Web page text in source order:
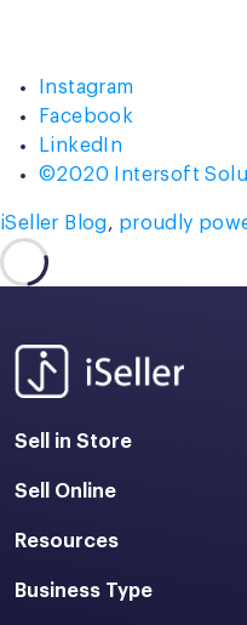
Instagram
Facebook
LinkedIn
©2020 Intersoft
iSeller Blog, proudly
Sell in Store
Sell Online
Resources
Business Type